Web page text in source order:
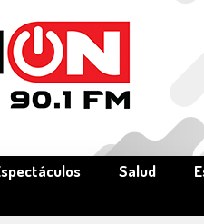
Salud